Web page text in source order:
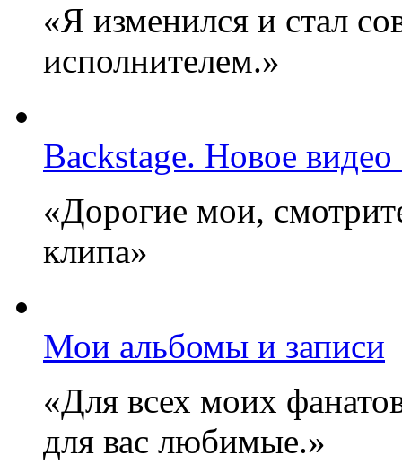
«Я изменился и стал
исполнителем.»
Backstage. Новое
«Дорогие мои,
клипа»
Мои альбомы и записи
«Для всех моих
для вас любимые.»